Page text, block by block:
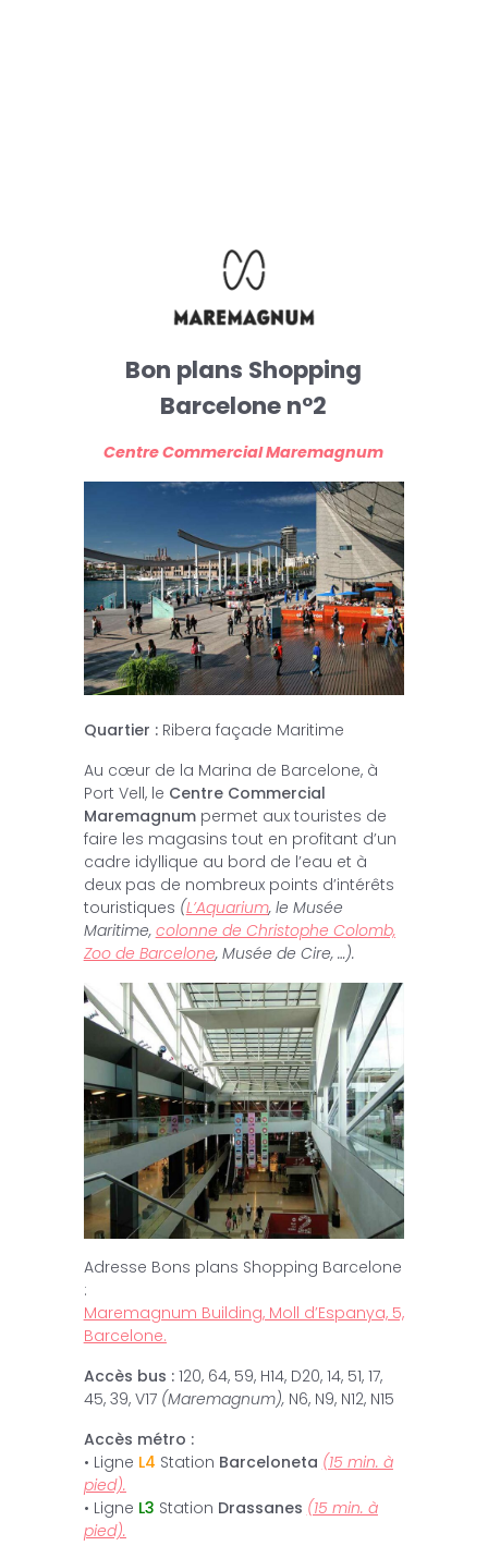
Bon plans Shopping
Barcelone n°2
Centre Commercial Maremagnum
Quartier :Ribera façade Maritime
Au cœur de la Marina de Barcelone, à
Port Vell, le Centre Commercial
Maremagnumpermet aux touristes de
faire les magasins tout en profitant d’un
cadre idyllique au bord de l’eau et à
deux pas de nombreux points d’intérêts
touristiques (L’Aquarium, le Musée
Maritime, colonne de Christophe Colomb,
Zoo de Barcelone, Musée de Cire, …).
Adresse Bons plans Shopping Barcelone
:
Maremagnum Building, Moll d’Espanya, 5,
Barcelone.
Accès bus :120, 64, 59, H14, D20, 14, 51, 17,
45, 39, V17 (Maremagnum),N6, N9, N12, N15
Accès métro :
• Ligne L4 Station Barceloneta (15 min. à
pied).
• Ligne L3 Station Drassanes (15 min. à
pied).